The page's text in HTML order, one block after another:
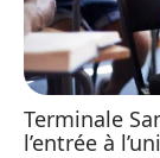
Terminale
l’entrée à